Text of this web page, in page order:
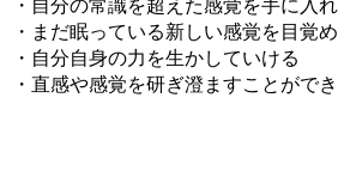
・自分の常識を超えた感覚を手に入
・まだ眠っている新しい感覚を目覚
・自分自身の力を生かしていける
・直感や感覚を研ぎ澄ますことがで